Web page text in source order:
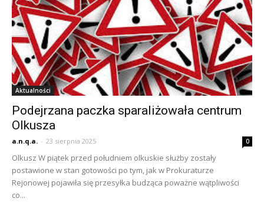
Aktualności
Podejrzana paczka sparaliżowała centrum
Olkusza
a.n.q.a. - 23 sierpnia 2025 0
Olkusz W piątek przed południem olkuskie służby zostały
postawione w stan gotowości po tym, jak w Prokuraturze
Rejonowej pojawiła się przesyłka budząca poważne wątpliwości
co...